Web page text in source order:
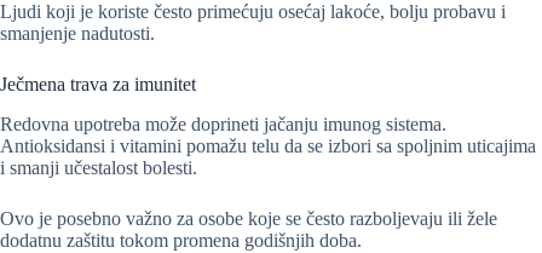
Ljudi koji je koriste često primećuju osećaj lakoće, bolju probavu i
smanjenje nadutosti.
Ječmena trava za imunitet
Redovna upotreba može doprineti jačanju imunog sistema.
Antioksidansi i vitamini pomažu telu da se izbori sa spoljnim uticajima
i smanji učestalost bolesti.
Ovo je posebno važno za osobe koje se često razboljevaju ili žele
dodatnu zaštitu tokom promena godišnjih doba.